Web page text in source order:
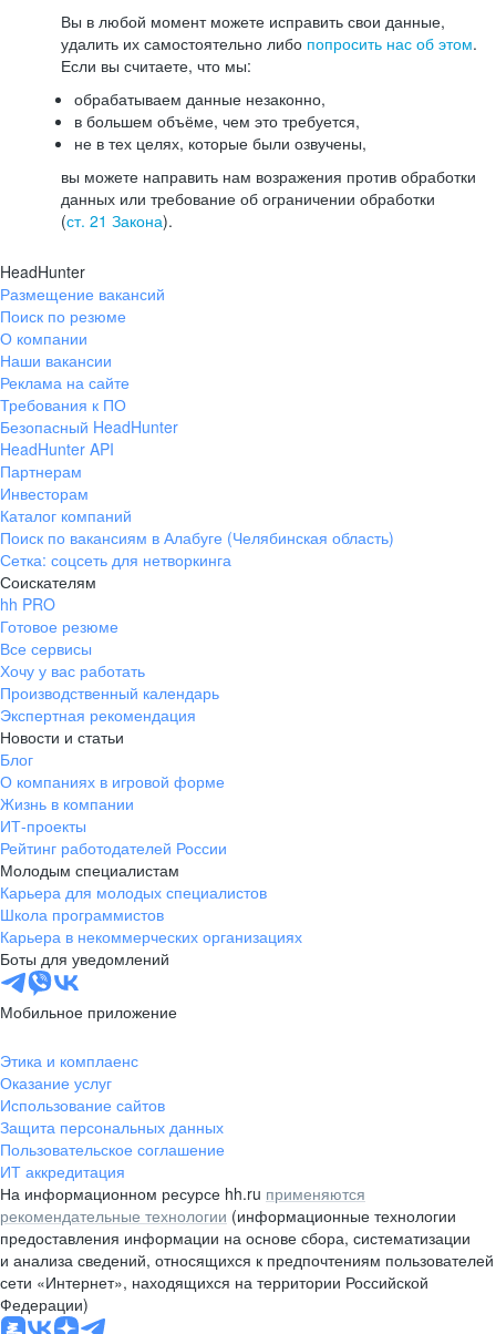
Вы в любой момент можете исправить свои данные,
удалить их самостоятельно либо попросить нас об этом.
Если вы считаете, что мы:
обрабатываем данные незаконно,
в большем объёме, чем это требуется,
не в тех целях, которые были озвучены,
вы можете направить нам возражения против обработки
данных или требование об ограничении обработки
(ст. 21 Закона).
HeadHunter
Размещение вакансий
Поиск по резюме
О компании
Наши вакансии
Реклама на сайте
Требования к ПО
Безопасный HeadHunter
HeadHunter API
Партнерам
Инвесторам
Каталог компаний
Поиск по вакансиям в Алабуге (Челябинская область)
Сетка: соцсеть для нетворкинга
Соискателям
hh PRO
Готовое резюме
Все сервисы
Хочу у вас работать
Производственный календарь
Экспертная рекомендация
Новости и статьи
Блог
О компаниях в игровой форме
Жизнь в компании
ИТ-проекты
Рейтинг работодателей России
Молодым специалистам
Карьера для молодых специалистов
Школа программистов
Карьера в некоммерческих организациях
Боты для уведомлений
Мобильное приложение
Этика и комплаенс
Оказание услуг
Использование сайтов
Защита персональных данных
Пользовательское соглашение
ИТ аккредитация
На информационном ресурсе hh.ru применяются
рекомендательные технологии (информационные технологии
предоставления информации на основе сбора, систематизации
и анализа сведений, относящихся к предпочтениям пользователей
сети «Интернет», находящихся на территории Российской
Федерации)